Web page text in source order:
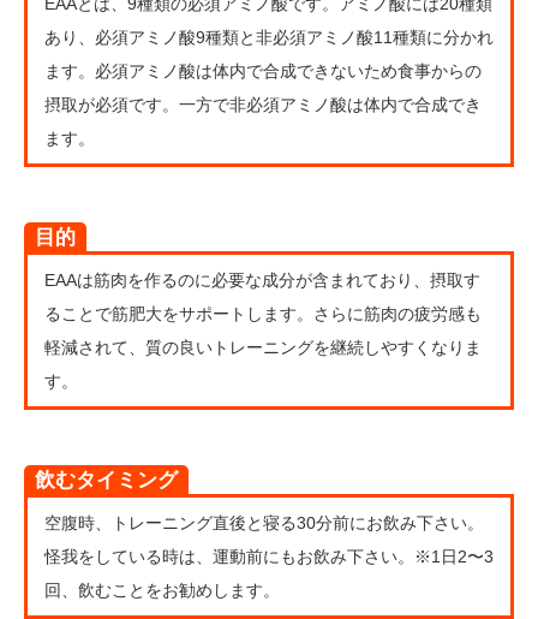
あり、必須アミノ酸9種類と非必須アミノ酸11種類に分かれ
ます。必須アミノ酸は体内で合成できないため食事からの
摂取が必須です。一方で非必須アミノ酸は体内で合成でき
ます。
目的
EAAは筋肉を作るのに必要な成分が含まれており、摂取す
ることで筋肥大をサポートします。さらに筋肉の疲労感も
軽減されて、質の良いトレーニングを継続しやすくなりま
す。
飲むタイミング
空腹時、トレーニング直後と寝る30分前にお飲み下さい。
怪我をしている時は、運動前にもお飲み下さい。※1日2〜3
回、飲むことをお勧めします。